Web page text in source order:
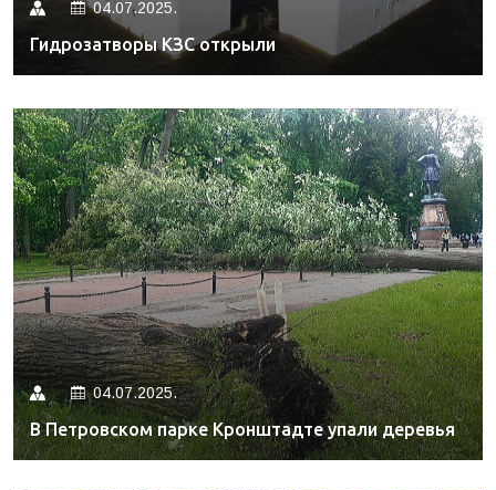
04.07.2025.
Гидрозатворы КЗС открыли
04.07.2025.
В Петровском парке Кронштадте упали деревья